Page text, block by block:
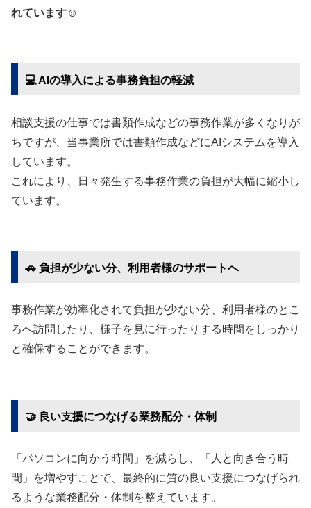
れています☺️
​💻 AIの導入による事務負担の軽減
相談支援の仕事では書類作成などの事務作業が多くなりが
ちですが、当事業所では書類作成などにAIシステムを導入
しています。
これにより、日々発生する事務作業の負担が大幅に縮小し
ています。
​🚗 負担が少ない分、利用者様のサポートへ
事務作業が効率化されて負担が少ない分、利用者様のとこ
ろへ訪問したり、様子を見に行ったりする時間をしっかり
と確保することができます。
​🤝 良い支援につなげる業務配分・体制
「パソコンに向かう時間」を減らし、「人と向き合う時
間」を増やすことで、最終的に質の良い支援につなげられ
るような業務配分・体制を整えています。